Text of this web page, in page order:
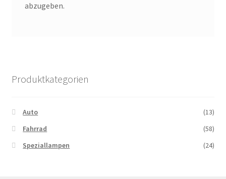
abzugeben.
Produktkategorien
Auto
(13)
Fahrrad
(58)
Speziallampen
(24)